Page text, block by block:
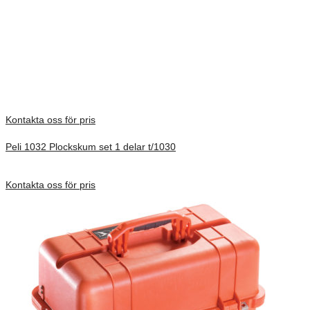
Kontakta oss för pris
Peli 1032 Plockskum set 1 delar t/1030
Kontakta oss för pris